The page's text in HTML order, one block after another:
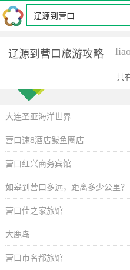
辽源到营口旅游攻略
共
大连圣亚海洋世界
营口速8酒店鲅鱼圈店
营口红兴商务宾馆
如皋到营口多远，距离多少公里？
营口佳之家旅馆
大鹿岛
营口市名都旅馆